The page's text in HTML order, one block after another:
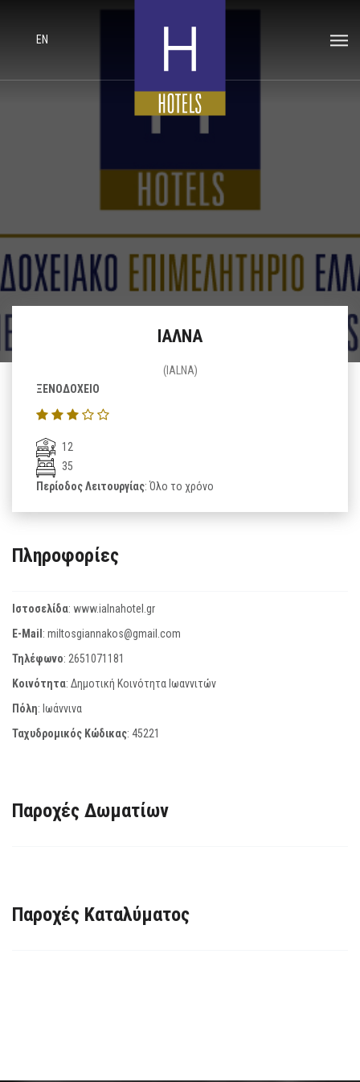
EN
ΙΑΛΝΑ
(IALNA)
ΞΕΝΟΔΟΧΕΙΟ
12
35
Περίοδος Λειτουργίας: Όλο το χρόνο
Πληροφορίες
Ιστοσελίδα: www.ialnahotel.gr
E-Mail: miltosgiannakos@gmail.com
Τηλέφωνο: 2651071181
Κοινότητα: Δημοτική Κοινότητα Ιωαννιτών
Πόλη: Ιωάννινα
Ταχυδρομικός Κώδικας: 45221
Παροχές Δωματίων
Παροχές Καταλύματος